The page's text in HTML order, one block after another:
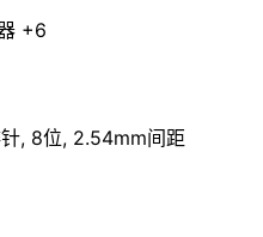
+6
, 8位, 2.54mm间距